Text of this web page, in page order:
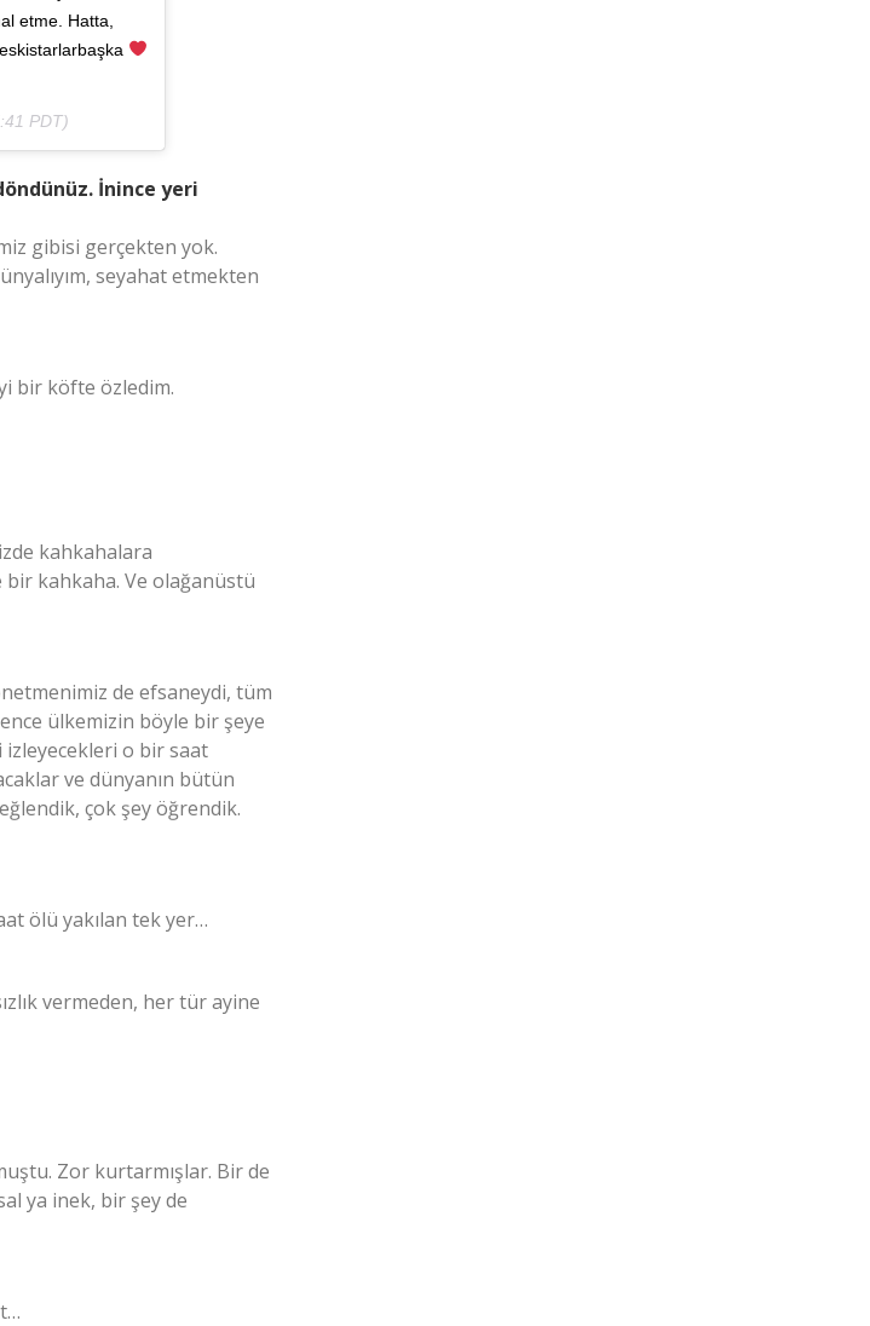
etme. Hatta,
PDT)
İnince yeri
gibisi gerçekten yok.
seyahat etmekten
bir köfte özledim.
kahkahalara
bir kahkaha. Ve olağanüstü
de efsaneydi, tüm
ülkemizin böyle bir şeye
izleyecekleri o bir saat
ve dünyanın bütün
çok şey öğrendik.
ölü yakılan tek yer…
vermeden, her tür ayine
Zor kurtarmışlar. Bir de
ya inek, bir şey de